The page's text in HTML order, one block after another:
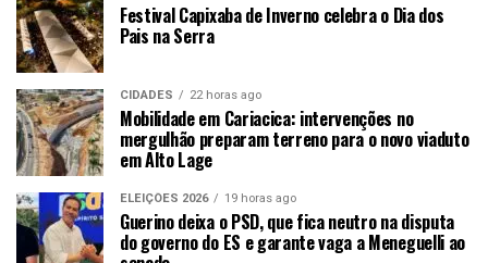
Festival Capixaba de Inverno celebra o Dia dos
Pais na Serra
CIDADES 22 horas ago
Mobilidade em Cariacica: intervenções no
mergulhão preparam terreno para o novo viaduto
em Alto Lage
ELEIÇÕES 2026 19 horas ago
Guerino deixa o PSD, que fica neutro na disputa
do governo do ES e garante vaga a Meneguelli ao